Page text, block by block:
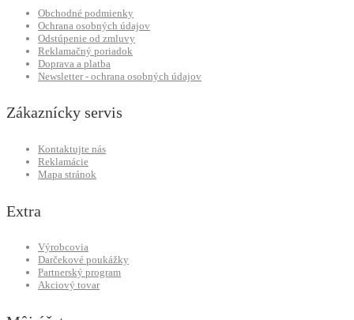
Obchodné podmienky
Ochrana osobných údajov
Odstúpenie od zmluvy
Reklamačný poriadok
Doprava a platba
Newsletter - ochrana osobných údajov
Zákaznícky servis
Kontaktujte nás
Reklamácie
Mapa stránok
Extra
Výrobcovia
Darčekové poukážky
Partnerský program
Akciový tovar